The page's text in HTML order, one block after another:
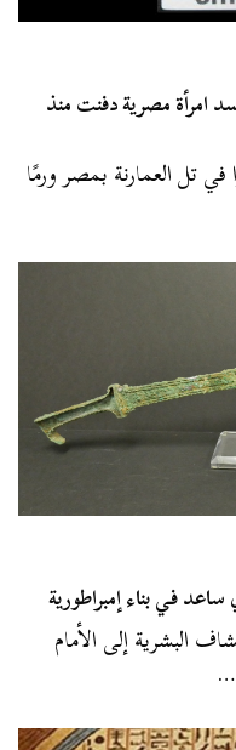
امرأة مصرية دفنت منذ
تل العمارنة بمصر ورمًا
في بناء إمبراطورية
البشرية إلى الأمام